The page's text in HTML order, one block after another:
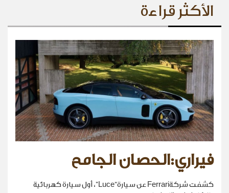
الأكثر قراءة
فيراري:الحصان الجامح
كشفت شركةFerrari عن سيارة“Luce”، أول سيارة كهربائية